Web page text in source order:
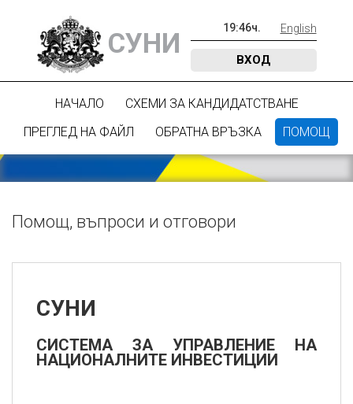
СУНИ 19:46ч. English
ВХОД
НАЧАЛО
СХЕМИ ЗА КАНДИДАТСТВАНЕ
ПРЕГЛЕД НА ФАЙЛ
ОБРАТНА ВРЪЗКА ПОМОЩ
Помощ, въпроси и отговори
СУНИ
СИСТЕМА ЗА УПРАВЛЕНИЕ НА
НАЦИОНАЛНИТЕ ИНВЕСТИЦИИ